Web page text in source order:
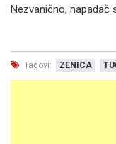
Nezvanično, napadač
Tagovi: ZENICA